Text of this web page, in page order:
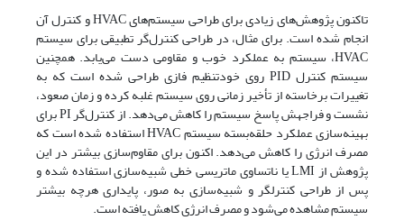
تاکنون پژوهش‌های زیادی برای طراحی سیستم‌های HVAC و کنترل آن
انجام شده است. برای مثال، در طراحی کنترل‌گر تطبیقی برای سیستم
HVAC، سیستم به عملکرد خوب و مقاومی دست می‌یابد. همچنین
سیستم کنترل PID روی خودتنظیم فازی طراحی شده است که به
تغییرات برخاسته از تأخیر زمانی روی سیستم غلبه کرده و زمان صعود،
نشست و فراجهش پاسخ سیستم را کاهش می‌دهد. از کنترل‌گر PI برای
بهینه‌سازی عملکرد حلقه‌‌بسته سیستم HVAC استفاده شده است که
مصرف انرژی را کاهش می‌دهد. اکنون برای مقاوم‌سازی بیشتر در این
پژوهش از LMI یا ناتساوی ماتریسی خطی شبیه‌سازی استفاده شده و
پس از طراحی کنترلگر و شبیه‌سازی به صور، پایداری هرچه بیشتر
سیستم مشاهده می‌شود و مصرف انرژی کاهش یافته است.